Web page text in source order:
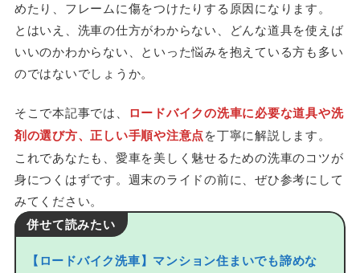
めたり、フレームに傷をつけたりする原因になります。
とはいえ、洗車の仕方がわからない、どんな道具を使えば
いいのかわからない、といった悩みを抱えている方も多い
のではないでしょうか。
そこで本記事では、
ロードバイクの洗車に必要な道具や洗
剤の選び方、正しい手順や注意点を丁寧に解説します。
これであなたも、愛車を美しく魅せるための洗車のコツが
身につくはずです。週末のライドの前に、ぜひ参考にして
みてください。
併せて読みたい
【ロードバイク洗車】マンション住まいでも諦めな